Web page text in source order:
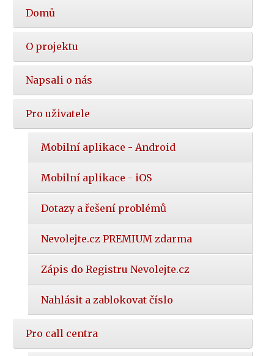
Hlavní
nabídka
Domů
O projektu
Napsali o nás
Pro uživatele
Mobilní aplikace - Android
Mobilní aplikace - iOS
Dotazy a řešení problémů
Nevolejte.cz PREMIUM zdarma
Zápis do Registru Nevolejte.cz
Nahlásit a zablokovat číslo
Pro call centra